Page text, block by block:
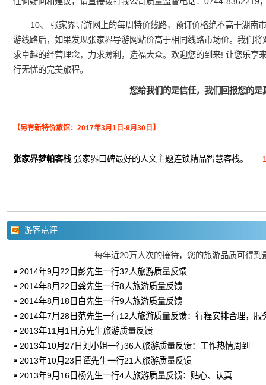
10、 张家界导游网上的每周特价线路，预订价格绝不高于湖南
游线路后，如果发现张家界导游网站价高于相同线路市场价。我们
求卓越的经营理念，力求薄利，造福大众。欢迎您的到来! 让您乐享
行无忧的完美旅程。
您给我们的是信任，我们回报您的是
【另有新特价旅馆：2017年3月1日-9月30日】
张家界梦帕客栈张家界口碑最好的人文主题连锁精品智慧客栈。
游客点评
每年近20万人次的接待，您的旅游品质可得到
2014年9月22日彭先生一行32人旅游质量反馈
2014年8月22日龚先生一行8人旅游质量反馈
2014年8月18日白先生一行9人旅游质量反馈
2014年7月28日范先生一行12人旅游质量反馈：行程安排合理，服
2013年11月1日方先生旅游质量反馈
2013年10月27日刘小姐一行36人旅游质量反馈：工作热情周到
2013年10月23日谭先生一行21人旅游质量反馈
2013年9月16日杨先生一行4人旅游质量反馈：贴心、认真